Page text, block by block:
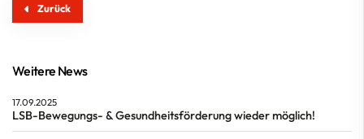
Zurück
Weitere News
17.09.2025
LSB-Bewegungs- & Gesundheitsförderung wieder möglich!